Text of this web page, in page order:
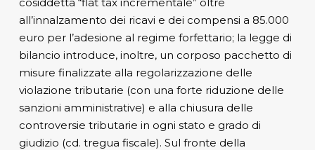
all’innalzamento dei ricavi e dei compensi a 85.000
euro per l’adesione al regime forfettario; la legge di
bilancio introduce, inoltre, un corposo pacchetto di
misure finalizzate alla regolarizzazione delle
violazione tributarie (con una forte riduzione delle
sanzioni amministrative) e alla chiusura delle
controversie tributarie in ogni stato e grado di
giudizio (cd. tregua fiscale). Sul fronte della